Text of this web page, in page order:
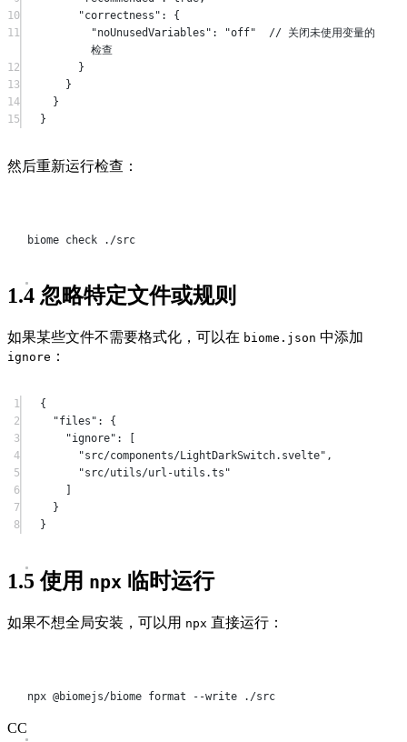
10
"correctness" : {
11
"noUnusedVariables" : "off"
// 关闭未使用变量的
检查
12
}
13
}
14
}
15
}
然后重新运行检查：
biome check ./src
1.4 忽略特定文件或规则
如果某些文件不需要格式化，可以在 biome.json 中添加
ignore ：
1
{
2
"files" : {
3
"ignore" : [
4
"src/components/LightDarkSwitch.svelte" ,
5
"src/utils/url-utils.ts"
6
7
}
8
}
1.5使用 npx 临时运行
如果不想全局安装，可以用 npx 直接运行：
npx @biomejs/biome format --write ./src
CC